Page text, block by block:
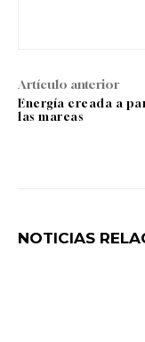
Artículo anterior
Energía creada a
las mareas
NOTICIAS